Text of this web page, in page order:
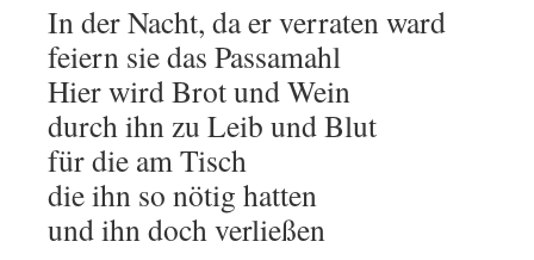
In der Nacht, da er verraten ward
feiern sie das Passamahl
Hier wird Brot und Wein
durch ihn zu Leib und Blut
für die am Tisch
die ihn so nötig hatten
und ihn doch verließen